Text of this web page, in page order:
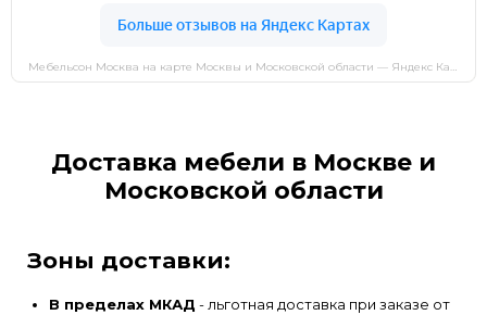
Доставка мебели в Москве и
Московской области
Зоны доставки:
В пределах МКАД - льготная доставка при заказе от